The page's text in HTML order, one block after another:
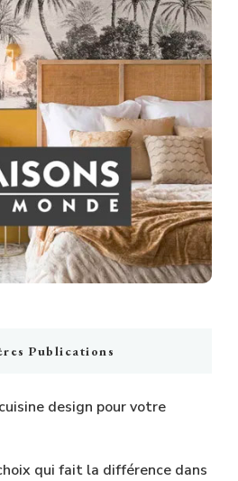
Publications
design pour votre
qui fait la différence dans